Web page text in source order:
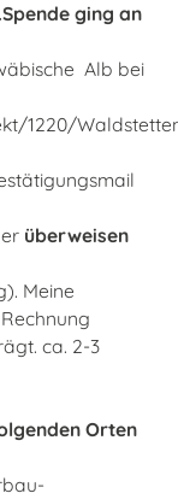
ging an
Alb bei
1220/
überweisen
Meine
ca. 2-3
Orten